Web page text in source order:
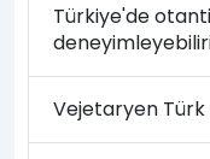
Türkiye'de
Vejetaryen Türk